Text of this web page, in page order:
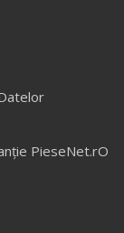
PieseNet.rO